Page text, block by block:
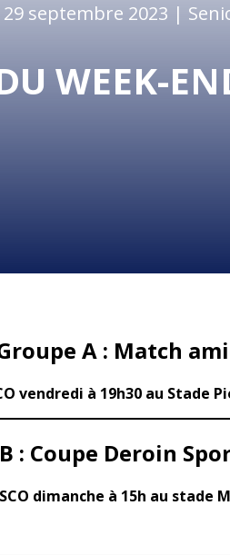
29 septembre 2023 |
WEEK-
A : Match
vendredi à 19h30 au Stade
: Coupe Deroin
dimanche à 15h au stade